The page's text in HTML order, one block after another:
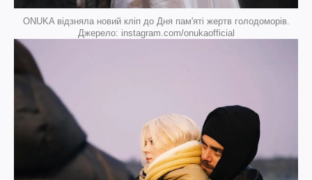
ONUKA відзняла новий кліп до Дня пам'яті жертв голодоморів.
Джерело: instagram.com/onukaofficial